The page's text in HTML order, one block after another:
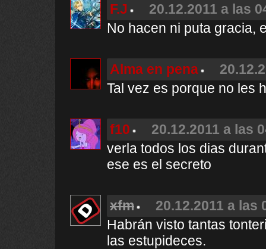
F.J
20.12.2011 a las
No hacen ni puta gracia,
Alma en pena
Tal vez es porque no les
f10
20.12.2011 a las
verla todos los dias
ese es el secreto
xfm
20.12.2011 a las
Habrán visto tantas
las estupideces.